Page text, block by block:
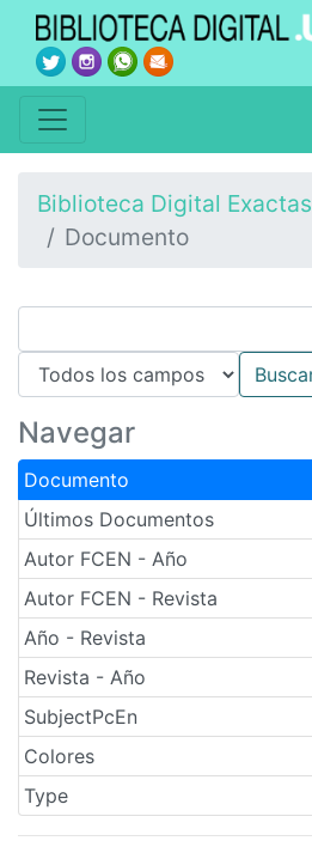
Biblioteca Digital Exactas
Documento
Navegar
Documento
Últimos Documentos
Autor FCEN - Año
Autor FCEN - Revista
Año - Revista
Revista - Año
SubjectPcEn
Colores
Type